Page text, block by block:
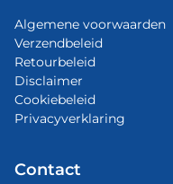
Algemene voorwaarden
Verzendbeleid
Retourbeleid
Disclaimer
Cookiebeleid
Privacyverklaring
Contact